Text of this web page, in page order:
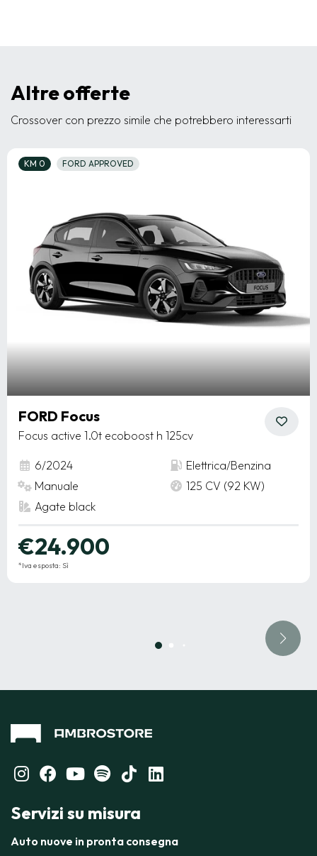
Altre offerte
Crossover con prezzo simile che potrebbero interessarti
KM 0 FORD APPROVED
FORD Focus
Focus active 1.0t ecoboost h 125cv
6/2024
Elettrica/Benzina
Manuale
125 CV (92 KW)
Agate black
€24.900
*Iva esposta: Sì
Servizi su misura
Auto nuove in pronta consegna